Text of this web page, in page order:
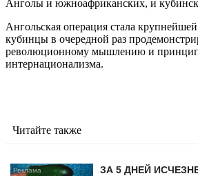
Анголы и южноафриканских, и
Ангольская операция стала
кубинцы в очередной раз
революционному мышлению и
интернационализма.
Читайте также
ЗА 5 ДНЕЙ